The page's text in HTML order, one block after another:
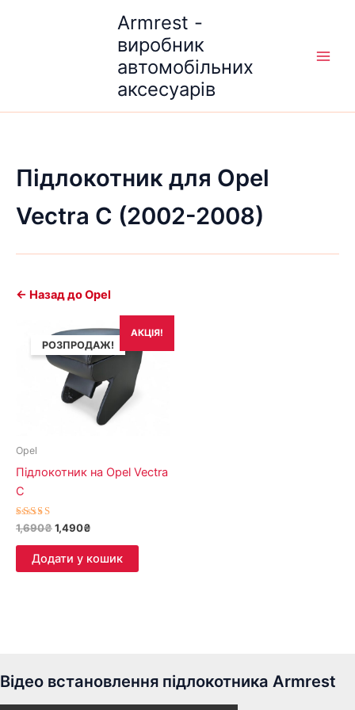
Armrest -
виробник
автомобільних
аксесуарів
Підлокотник для Opel
Vectra C (2002-2008)
← Назад до Opel
АКЦІЯ!
РОЗПРОДАЖ!
Opel
Підлокотник на Opel Vectra
C
Оцінено в
5.00
з 5
1,690₴
Оригінальна
ціна:
1,690₴.
1,490₴
Поточна
ціна:
1,490₴.
Додати у кошик
Відео встановлення підлокотника Armrest